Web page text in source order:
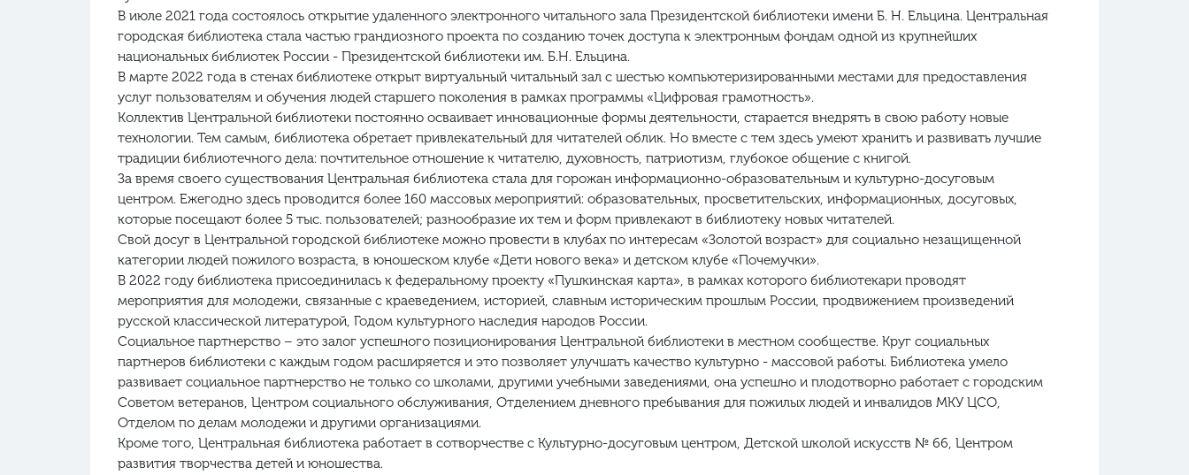
В июле 2021 года состоялось открытие удаленного электронного читального зала Президентской библиотеки имени Б. Н. Ельцина. Центральная
городская библиотека стала частью грандиозного проекта по созданию точек доступа к электронным фондам одной из крупнейших
национальных библиотек России - Президентской библиотеки им. Б.Н. Ельцина.
В марте 2022 года в стенах библиотеке открыт виртуальный читальный зал с шестью компьютеризированными местами для предоставления
услуг пользователям и обучения людей старшего поколения в рамках программы «Цифровая грамотность».
Коллектив Центральной библиотеки постоянно осваивает инновационные формы деятельности, старается внедрять в свою работу новые
технологии. Тем самым, библиотека обретает привлекательный для читателей облик. Но вместе с тем здесь умеют хранить и развивать лучшие
традиции библиотечного дела: почтительное отношение к читателю, духовность, патриотизм, глубокое общение с книгой.
За время своего существования Центральная библиотека стала для горожан информационно-образовательным и культурно-досуговым
центром. Ежегодно здесь проводится более 160 массовых мероприятий: образовательных, просветительских, информационных, досуговых,
которые посещают более 5 тыс. пользователей; разнообразие их тем и форм привлекают в библиотеку новых читателей.
Свой досуг в Центральной городской библиотеке можно провести в клубах по интересам «Золотой возраст» для социально незащищенной
категории людей пожилого возраста, в юношеском клубе «Дети нового века» и детском клубе «Почемучки».
В 2022 году библиотека присоединилась к федеральному проекту «Пушкинская карта», в рамках которого библиотекари проводят
мероприятия для молодежи, связанные с краеведением, историей, славным историческим прошлым России, продвижением произведений
русской классической литературой, Годом культурного наследия народов России.
Социальное партнерство – это залог успешного позиционирования Центральной библиотеки в местном сообществе. Круг социальных
партнеров библиотеки с каждым годом расширяется и это позволяет улучшать качество культурно - массовой работы. Библиотека умело
развивает социальное партнерство не только со школами, другими учебными заведениями, она успешно и плодотворно работает с городским
Советом ветеранов, Центром социального обслуживания, Отделением дневного пребывания для пожилых людей и инвалидов МКУ ЦСО,
Отделом по делам молодежи и другими организациями.
Кроме того, Центральная библиотека работает в сотворчестве с Культурно-досуговым центром, Детской школой искусств № 66, Центром
развития творчества детей и юношества.